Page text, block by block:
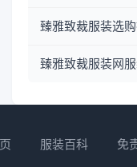
臻雅致裁服装选
臻雅致裁服装网
服装百科 免